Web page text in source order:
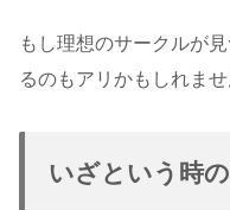
もし理想のサークルが
るのもアリかもしれませ
いざという時